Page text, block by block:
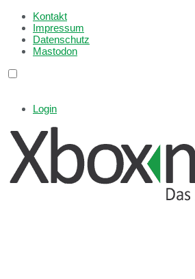
Kontakt
Impressum
Datenschutz
Mastodon
Login